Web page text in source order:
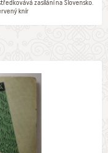
zasílání na Slovensko.
knír